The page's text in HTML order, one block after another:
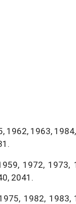
1962, 1963,
1972, 1973,
2041.
1982, 1983,